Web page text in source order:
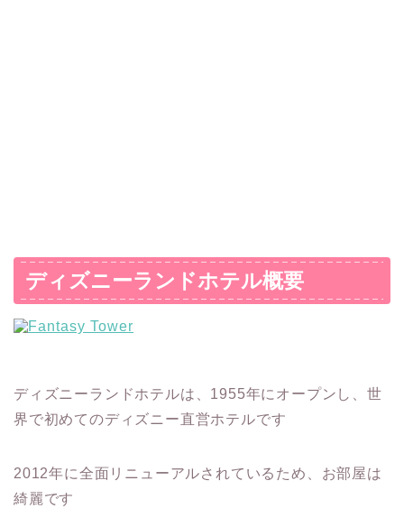
ディズニーランドホテル概要
ディズニーランドホテルは、1955年にオープンし、世
界で初めてのディズニー直営ホテルです
2012年に全面リニューアルされているため、お部屋は
綺麗です